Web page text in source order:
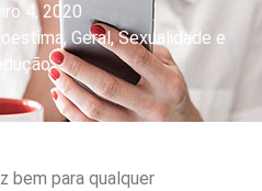
4, 2020
,Geral,Sexualidade e
bem para qualquer